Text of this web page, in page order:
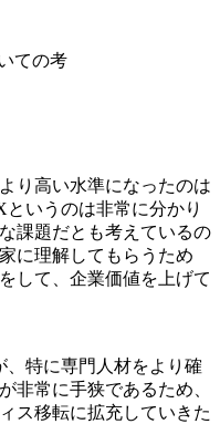
ての考
り高い水準になったのは
いうのは非常に分かり
課題だとも考えているの
に理解してもらうため
して、企業価値を上げて
、特に専門人材をより確
非常に手狭であるため、
ス移転に拡充していきた